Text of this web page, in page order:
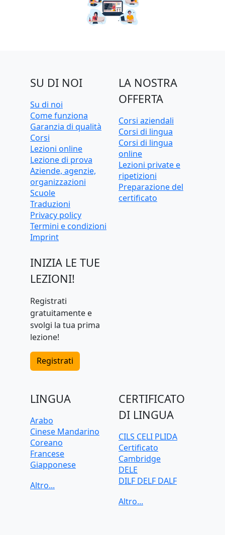
SU DI NOI
Su di noi
Come funziona
Garanzia di qualità
Corsi
Lezioni online
Lezione di prova
Aziende, agenzie,
organizzazioni
Scuole
Traduzioni
Privacy policy
Termini e condizioni
Imprint
INIZIA LE TUE
LEZIONI!
Registrati
gratuitamente e
svolgi la tua prima
lezione!
Registrati
LA NOSTRA
OFFERTA
Corsi aziendali
Corsi di lingua
Corsi di lingua
online
Lezioni private e
ripetizioni
Preparazione del
certificato
LINGUA
Arabo
Cinese Mandarino
Coreano
Francese
Giapponese
Inglese
CERTIFICATO
DI LINGUA
CILS CELI PLIDA
Certificato
Cambridge
DELE
DILF DELF DALF
IELTS